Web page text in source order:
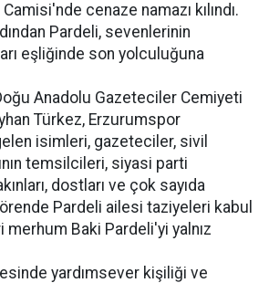
cenaze namazı kılındı.
Pardeli, sevenlerinin
eşliğinde son yolculuğuna
Anadolu Gazeteciler Cemiyeti
Türkez, Erzurumspor
isimleri, gazeteciler, sivil
temsilcileri, siyasi parti
dostları ve çok sayıda
Pardeli ailesi taziyeleri kabul
Baki Pardeli'yi yalnız
yardımsever kişiliği ve